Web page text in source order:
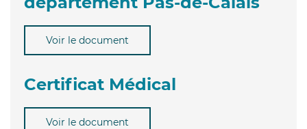
Voir le document
Certificat Médical
Voir le document